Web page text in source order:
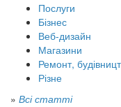
Послуги
Бізнес
Веб-дизайн
Магазини
Ремонт,
Різне
» Всі статті